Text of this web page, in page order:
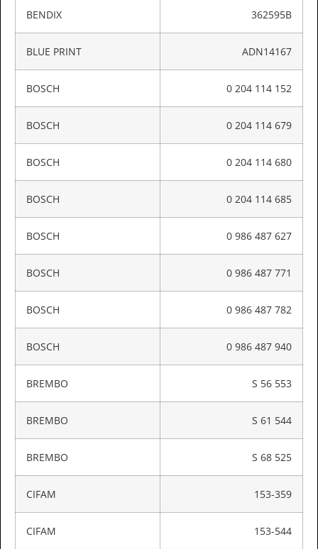
BENDIX 362595B
BLUE PRINT ADN14167
BOSCH 0 204 114 152
BOSCH 0 204 114 679
BOSCH 0 204 114 680
BOSCH 0 204 114 685
BOSCH 0 986 487 627
BOSCH 0 986 487 771
BOSCH 0 986 487 782
BOSCH 0 986 487 940
BREMBO S 56 553
BREMBO S 61 544
BREMBO S 68 525
CIFAM 153-359
CIFAM 153-544